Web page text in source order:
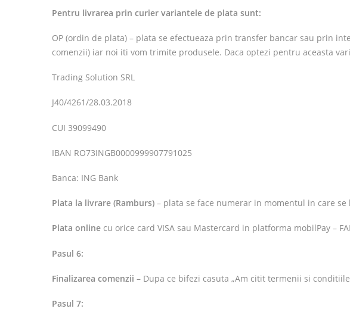
Pentru livrarea prin curier variantele de plata sunt:
OP (ordin de plata) – plata se efectueaza prin transfer bancar sau prin
comenzii) iar noi iti vom trimite produsele. Daca optezi pentru aceasta
Trading Solution SRL
J40/4261/28.03.2018
CUI 39099490
IBAN RO73INGB0000999907791025
Banca: ING Bank
Plata la livrare (Ramburs) – plata se face numerar in momentul in care
Plata online cu orice card VISA sau Mastercard in platforma mobilPay –
Pasul 6:
Finalizarea comenzii – Dupa ce bifezi casuta „Am citit termenii si
Pasul 7: